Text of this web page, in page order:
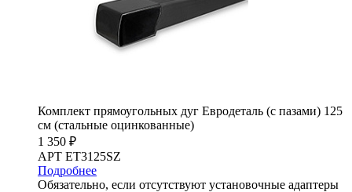
Комплект прямоугольных дуг Евродеталь (с пазами) 125
см (стальные оцинкованные)
1 350 ₽
АРТ ET3125SZ
Подробнее
Обязательно, если отсутствуют установочные адаптеры